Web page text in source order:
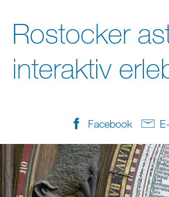
Rostocker
interaktiv
Facebook